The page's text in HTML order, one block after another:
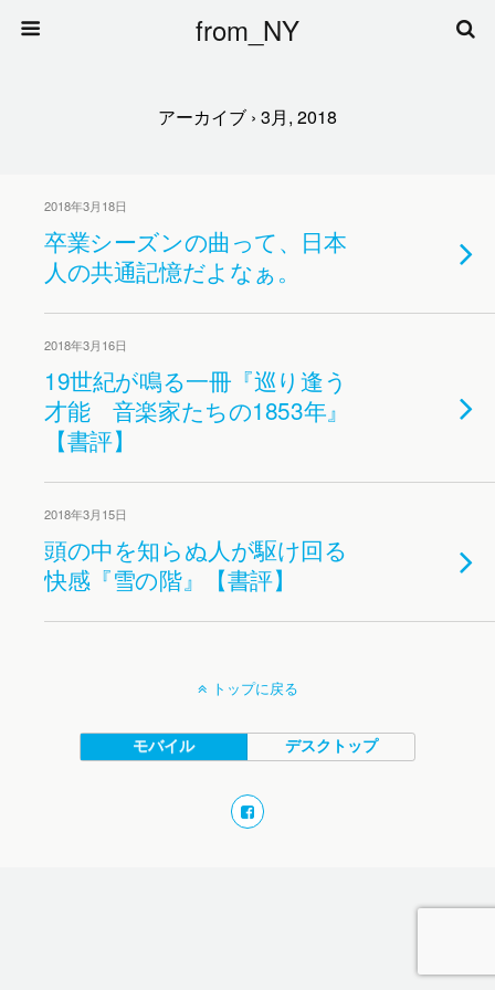
from_NY
アーカイブ › 3月, 2018
2018年3月18日
卒業シーズンの曲って、日本
人の共通記憶だよなぁ。
2018年3月16日
19世紀が鳴る一冊『巡り逢う
才能 音楽家たちの1853年』
【書評】
2018年3月15日
頭の中を知らぬ人が駆け回る
快感『雪の階』【書評】
トップに戻る
モバイル デスクトップ